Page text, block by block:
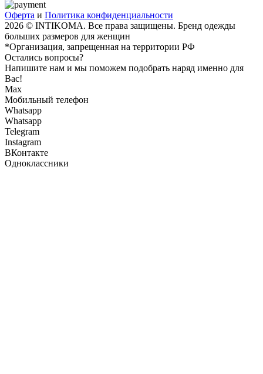
Оферта и Политика конфиденциальности
2026 © INTIKOMA. Все права защищены. Бренд одежды
больших размеров для женщин
*Организация, запрещенная на территории РФ
Остались вопросы?
Напишите нам и мы поможем подобрать наряд именно для
Вас!
Max
Мобильный телефон
Whatsapp
Whatsapp
Telegram
Instagram
ВКонтакте
Одноклассники